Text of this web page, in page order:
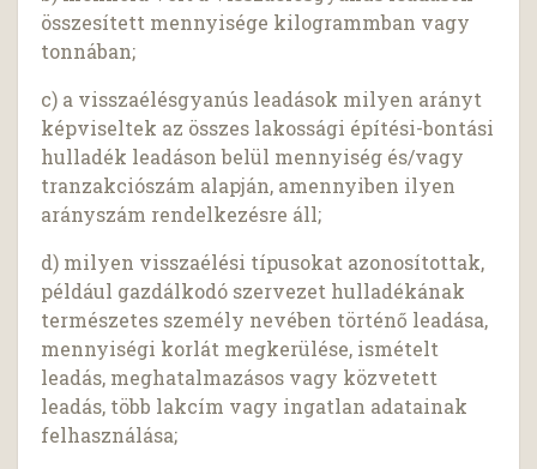
összesített mennyisége kilogrammban vagy
tonnában;
c) a visszaélésgyanús leadások milyen arányt
képviseltek az összes lakossági építési-bontási
hulladék leadáson belül mennyiség és/vagy
tranzakciószám alapján, amennyiben ilyen
arányszám rendelkezésre áll;
d) milyen visszaélési típusokat azonosítottak,
például gazdálkodó szervezet hulladékának
természetes személy nevében történő leadása,
mennyiségi korlát megkerülése, ismételt
leadás, meghatalmazásos vagy közvetett
leadás, több lakcím vagy ingatlan adatainak
felhasználása;